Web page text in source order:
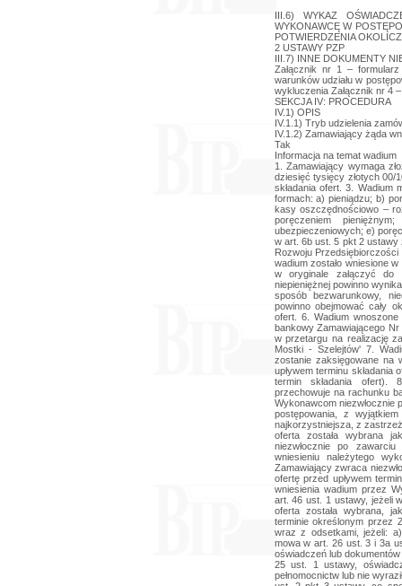
III.6) WYKAZ
WYKONAWCĘ W
POTWIERDZENIA
2 USTAWY PZP
III.7) INNE DOKUMENTY
Załącznik nr 1 –
warunków udziału w
wykluczenia Załącznik nr 4
SEKCJA IV: PROCEDURA
IV.1) OPIS
IV.1.1) Tryb udzielenia
IV.1.2) Zamawiający żąda
Tak
Informacja na temat wadium
1. Zamawiający wymaga
dziesięć tysięcy złotych 00/
składania ofert. 3. Wadium
formach: a) pieniądzu; b)
kasy oszczędnościowo –
poręczeniem
ubezpieczeniowych; e)
w art. 6b ust. 5 pkt 2 ustawy
Rozwoju
wadium zostało wniesione
w oryginale załączyć
niepieniężnej powinno
sposób bezwarunkowy,
powinno obejmować cały
ofert. 6. Wadium
bankowy Zamawiającego
w przetargu na realizację
Mostki - Szelejtów' 7.
zostanie zaksięgowane na
upływem terminu
termin składania ofert).
przechowuje na rachunku
Wykonawcom niezwłocznie
postępowania, z
najkorzystniejsza, z
oferta została wybrana
niezwłocznie po
wniesieniu należytego
Zamawiający zwraca
ofertę przed upływem
wniesienia wadium przez
art. 46 ust. 1 ustawy, jeżeli
oferta została wybrana,
terminie określonym przez
wraz z odsetkami, jeżeli:
mowa w art. 26 ust. 3 i 3a
oświadczeń lub
25 ust. 1 ustawy,
pełnomocnictw lub nie